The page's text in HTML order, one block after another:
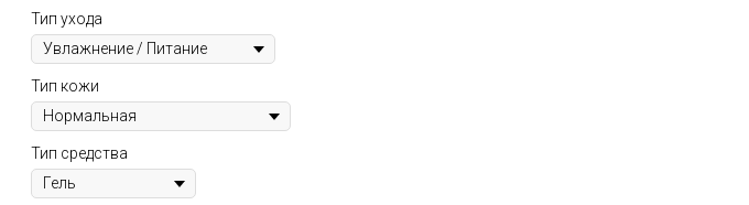
Тип ухода
Тип кожи
Тип средства